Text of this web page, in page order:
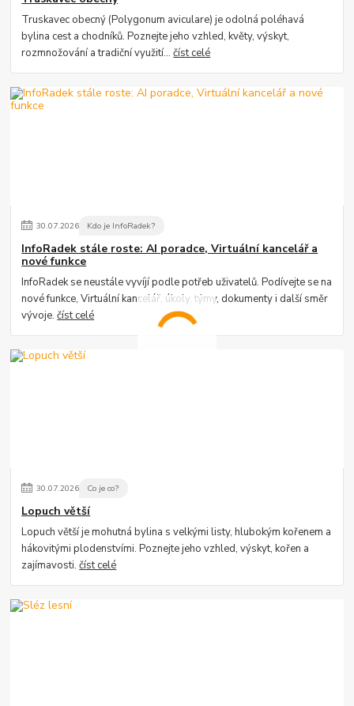
Truskavec obecný (Polygonum aviculare) je odolná poléhavá
bylina cest a chodníků. Poznejte jeho vzhled, květy, výskyt,
rozmnožování a tradiční využití...číst celé
30.07.2026 Kdo je InfoRadek?
InfoRadek stále roste: AI poradce, Virtuální kancelář a
nové funkce
InfoRadek se neustále vyvíjí podle potřeb uživatelů. Podívejte se na
nové funkce, Virtuální kancelář, úkoly, týmy, dokumenty i další směr
vývoje.číst celé
30.07.2026 Co je co?
Lopuch větší
Lopuch větší je mohutná bylina s velkými listy, hlubokým kořenem a
hákovitými plodenstvími. Poznejte jeho vzhled, výskyt, kořen a
zajímavosti.číst celé